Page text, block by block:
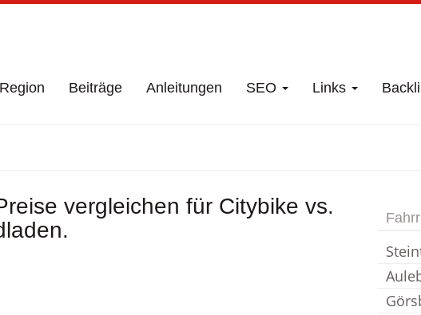
Region Beiträge Anleitungen SEO Links
vergleichen für Citybike vs.